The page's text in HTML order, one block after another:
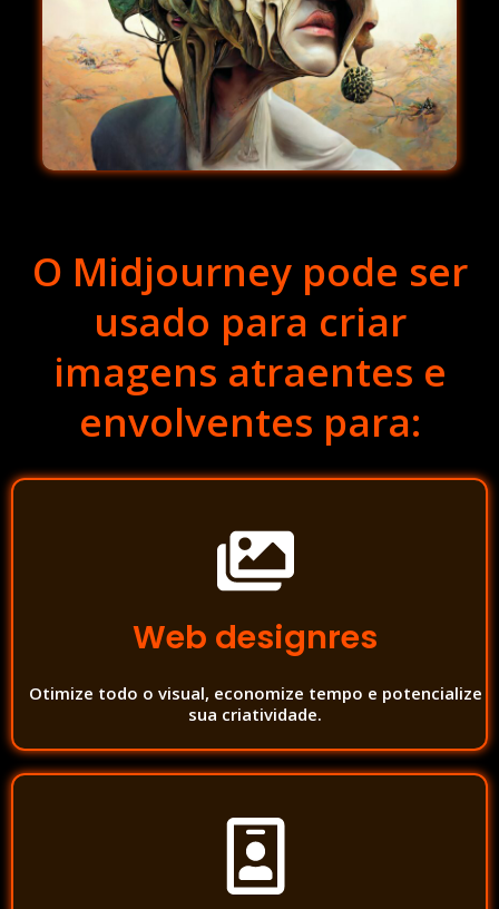
O Midjourney pode ser
usado para criar
imagens atraentes e
envolventes para:
Web designres
Otimize todo o visual, economize tempo e potencialize
sua criatividade.